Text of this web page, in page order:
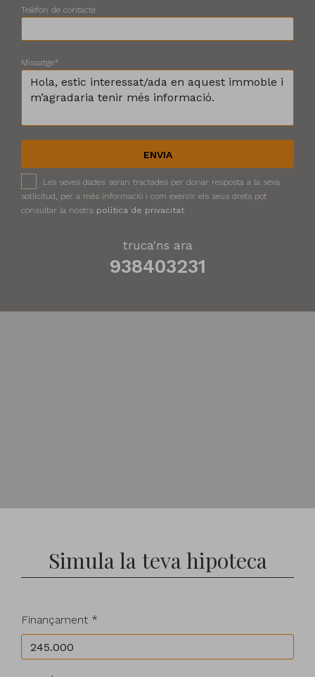
Telèfon de contacte
Missatge*
ENVIA
Les seves dades seran tractades per donar resposta a la seva
sol·licitud, per a més informació i com exercir els seus drets pot
consultar la nostra política de privacitat
truca'ns ara
938403231
Simula la teva hipoteca
Finançament *